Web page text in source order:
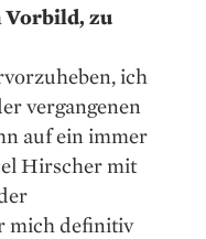
Vorbild, zu
ich
vergangenen
auf ein immer
Hirscher mit
mich definitiv